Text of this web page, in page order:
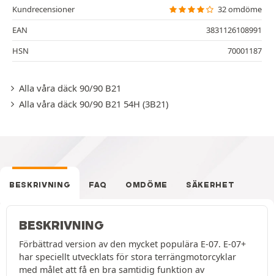
Kundrecensioner
32 omdöme
EAN
3831126108991
HSN
70001187
Alla våra däck 90/90 B21
Alla våra däck 90/90 B21 54H (3B21)
BESKRIVNING FAQ OMDÖME SÄKERHET
BESKRIVNING
Förbättrad version av den mycket populära E-07. E-07+
har speciellt utvecklats för stora terrängmotorcyklar
med målet att få en bra samtidig funktion av